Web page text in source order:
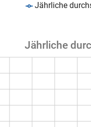
Jährliche
Jährliche